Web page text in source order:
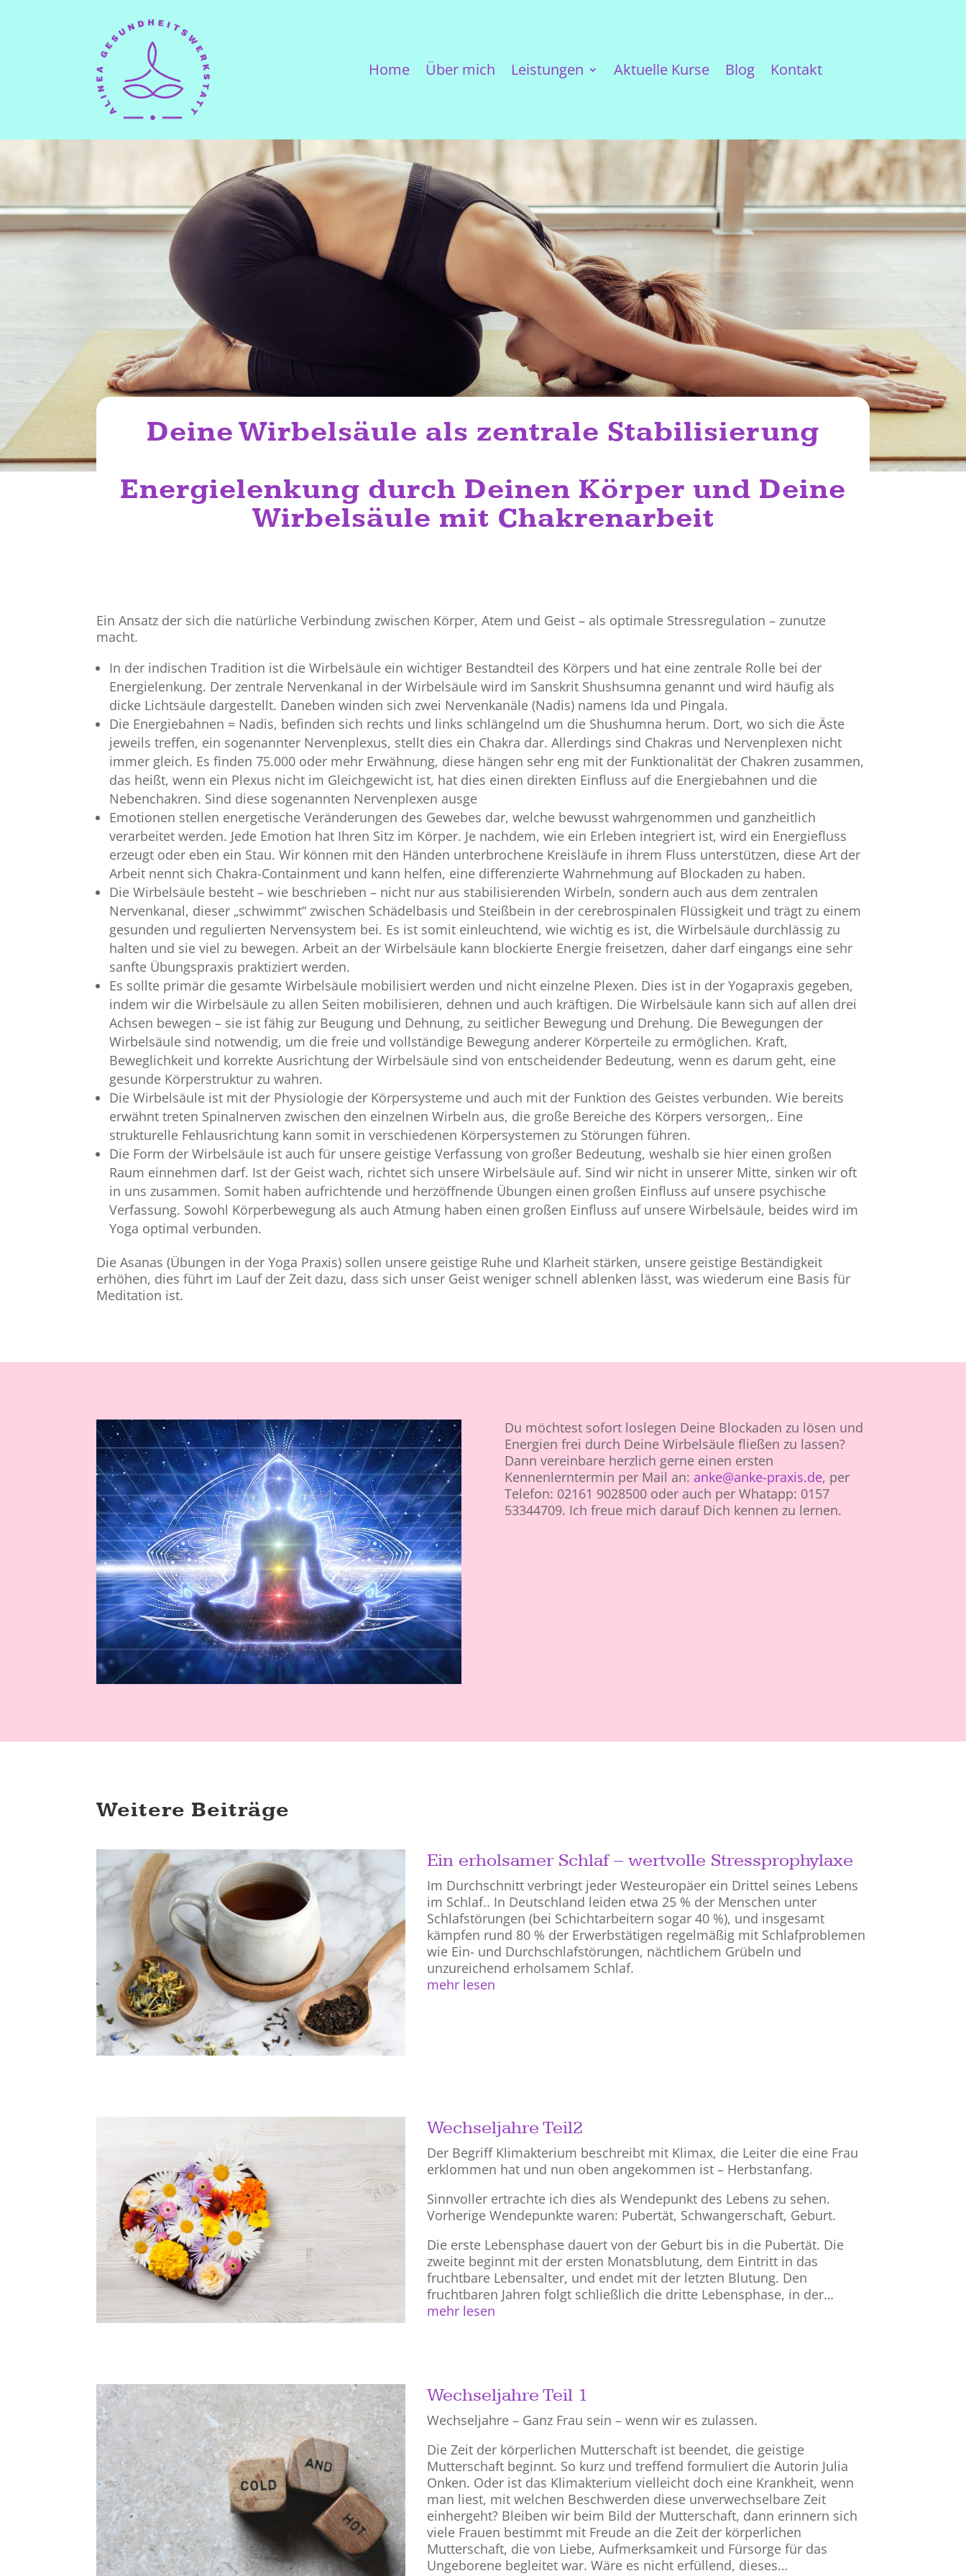
Home Über mich Leistungen Aktuelle Kurse Blog Kontakt
Deine Wirbelsäule als zentrale Stabilisierung
Energielenkung durch Deinen Körper und Deine
Wirbelsäule mit Chakrenarbeit
Ein Ansatz der sich die natürliche Verbindung zwischen Körper, Atem und Geist – als optimale Stressregulation – zunutze
macht.
In der indischen Tradition ist die Wirbelsäule ein wichtiger Bestandteil des Körpers und hat eine zentrale Rolle bei der
Energielenkung. Der zentrale Nervenkanal in der Wirbelsäule wird im Sanskrit Shushsumna genannt und wird häufig als
dicke Lichtsäule dargestellt. Daneben winden sich zwei Nervenkanäle (Nadis) namens Ida und Pingala.
Die Energiebahnen = Nadis, befinden sich rechts und links schlängelnd um die Shushumna herum. Dort, wo sich die Äste
jeweils treffen, ein sogenannter Nervenplexus, stellt dies ein Chakra dar. Allerdings sind Chakras und Nervenplexen nicht
immer gleich. Es finden 75.000 oder mehr Erwähnung, diese hängen sehr eng mit der Funktionalität der Chakren zusammen,
das heißt, wenn ein Plexus nicht im Gleichgewicht ist, hat dies einen direkten Einfluss auf die Energiebahnen und die
Nebenchakren. Sind diese sogenannten Nervenplexen ausge
Emotionen stellen energetische Veränderungen des Gewebes dar, welche bewusst wahrgenommen und ganzheitlich
verarbeitet werden. Jede Emotion hat Ihren Sitz im Körper. Je nachdem, wie ein Erleben integriert ist, wird ein Energiefluss
erzeugt oder eben ein Stau. Wir können mit den Händen unterbrochene Kreisläufe in ihrem Fluss unterstützen, diese Art der
Arbeit nennt sich Chakra-Containment und kann helfen, eine differenzierte Wahrnehmung auf Blockaden zu haben.
Die Wirbelsäule besteht – wie beschrieben – nicht nur aus stabilisierenden Wirbeln, sondern auch aus dem zentralen
Nervenkanal, dieser „schwimmt“ zwischen Schädelbasis und Steißbein in der cerebrospinalen Flüssigkeit und trägt zu einem
gesunden und regulierten Nervensystem bei. Es ist somit einleuchtend, wie wichtig es ist, die Wirbelsäule durchlässig zu
halten und sie viel zu bewegen. Arbeit an der Wirbelsäule kann blockierte Energie freisetzen, daher darf eingangs eine sehr
sanfte Übungspraxis praktiziert werden.
Es sollte primär die gesamte Wirbelsäule mobilisiert werden und nicht einzelne Plexen. Dies ist in der Yogapraxis gegeben,
indem wir die Wirbelsäule zu allen Seiten mobilisieren, dehnen und auch kräftigen. Die Wirbelsäule kann sich auf allen drei
Achsen bewegen – sie ist fähig zur Beugung und Dehnung, zu seitlicher Bewegung und Drehung. Die Bewegungen der
Wirbelsäule sind notwendig, um die freie und vollständige Bewegung anderer Körperteile zu ermöglichen. Kraft,
Beweglichkeit und korrekte Ausrichtung der Wirbelsäule sind von entscheidender Bedeutung, wenn es darum geht, eine
gesunde Körperstruktur zu wahren.
Die Wirbelsäule ist mit der Physiologie der Körpersysteme und auch mit der Funktion des Geistes verbunden. Wie bereits
erwähnt treten Spinalnerven zwischen den einzelnen Wirbeln aus, die große Bereiche des Körpers versorgen,. Eine
strukturelle Fehlausrichtung kann somit in verschiedenen Körpersystemen zu Störungen führen.
Die Form der Wirbelsäule ist auch für unsere geistige Verfassung von großer Bedeutung, weshalb sie hier einen großen
Raum einnehmen darf. Ist der Geist wach, richtet sich unsere Wirbelsäule auf. Sind wir nicht in unserer Mitte, sinken wir oft
in uns zusammen. Somit haben aufrichtende und herzöffnende Übungen einen großen Einfluss auf unsere psychische
Verfassung. Sowohl Körperbewegung als auch Atmung haben einen großen Einfluss auf unsere Wirbelsäule, beides wird im
Yoga optimal verbunden.
Die Asanas (Übungen in der Yoga Praxis) sollen unsere geistige Ruhe und Klarheit stärken, unsere geistige Beständigkeit
erhöhen, dies führt im Lauf der Zeit dazu, dass sich unser Geist weniger schnell ablenken lässt, was wiederum eine Basis für
Meditation ist.
Du möchtest sofort loslegen Deine Blockaden zu lösen und
Energien frei durch Deine Wirbelsäule fließen zu lassen?
Dann vereinbare herzlich gerne einen ersten
Kennenlerntermin per Mail an: anke@anke-praxis.de, per
Telefon: 02161 9028500 oder auch per Whatapp: 0157
53344709. Ich freue mich darauf Dich kennen zu lernen.
Weitere Beiträge
Ein erholsamer Schlaf – wertvolle Stressprophylaxe
Im Durchschnitt verbringt jeder Westeuropäer ein Drittel seines Lebens
im Schlaf.. In Deutschland leiden etwa 25 % der Menschen unter
Schlafstörungen (bei Schichtarbeitern sogar 40 %), und insgesamt
kämpfen rund 80 % der Erwerbstätigen regelmäßig mit Schlafproblemen
wie Ein- und Durchschlafstörungen, nächtlichem Grübeln und
unzureichend erholsamem Schlaf.
mehr lesen
Wechseljahre Teil2
Der Begriff Klimakterium beschreibt mit Klimax, die Leiter die eine Frau
erklommen hat und nun oben angekommen ist – Herbstanfang.
Sinnvoller ertrachte ich dies als Wendepunkt des Lebens zu sehen.
Vorherige Wendepunkte waren: Pubertät, Schwangerschaft, Geburt.
Die erste Lebensphase dauert von der Geburt bis in die Pubertät. Die
zweite beginnt mit der ersten Monatsblutung, dem Eintritt in das
fruchtbare Lebensalter, und endet mit der letzten Blutung. Den
fruchtbaren Jahren folgt schließlich die dritte Lebensphase, in der…
mehr lesen
Wechseljahre Teil 1
Wechseljahre – Ganz Frau sein – wenn wir es zulassen.
Die Zeit der körperlichen Mutterschaft ist beendet, die geistige
Mutterschaft beginnt. So kurz und treffend formuliert die Autorin Julia
Onken. Oder ist das Klimakterium vielleicht doch eine Krankheit, wenn
man liest, mit welchen Beschwerden diese unverwechselbare Zeit
einhergeht? Bleiben wir beim Bild der Mutterschaft, dann erinnern sich
viele Frauen bestimmt mit Freude an die Zeit der körperlichen
Mutterschaft, die von Liebe, Aufmerksamkeit und Fürsorge für das
Ungeborene begleitet war. Wäre es nicht erfüllend, dieses…